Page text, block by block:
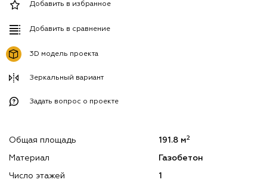
Добавить в избранное
Добавить в сравнение
3D модель проекта
Зеркальный вариант
Задать вопрос о проекте
Общая площадь 191.8 м2
Материал Газобетон
Число этажей 1